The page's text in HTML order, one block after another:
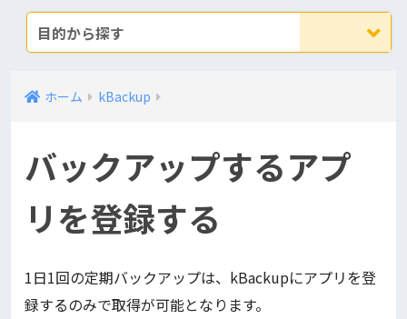
目的から探す
ホーム kBackup
バックアップするアプ
リを登録する
1日1回の定期バックアップは、kBackupにアプリを登
録するのみで取得が可能となります。